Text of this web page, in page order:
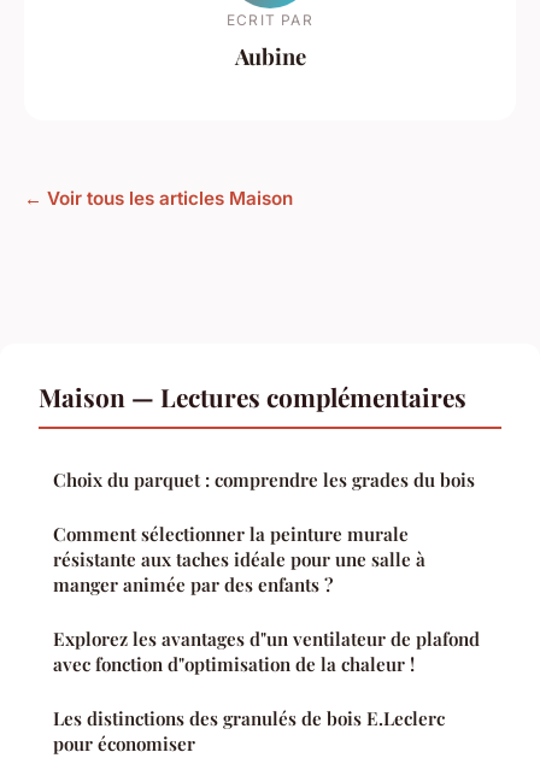
ECRIT PAR
Aubine
← Voir tous les articles Maison
Maison — Lectures complémentaires
Choix du parquet : comprendre les grades du bois
Comment sélectionner la peinture murale
résistante aux taches idéale pour une salle à
manger animée par des enfants ?
Explorez les avantages d"un ventilateur de plafond
avec fonction d"optimisation de la chaleur !
Les distinctions des granulés de bois E.Leclerc
pour économiser